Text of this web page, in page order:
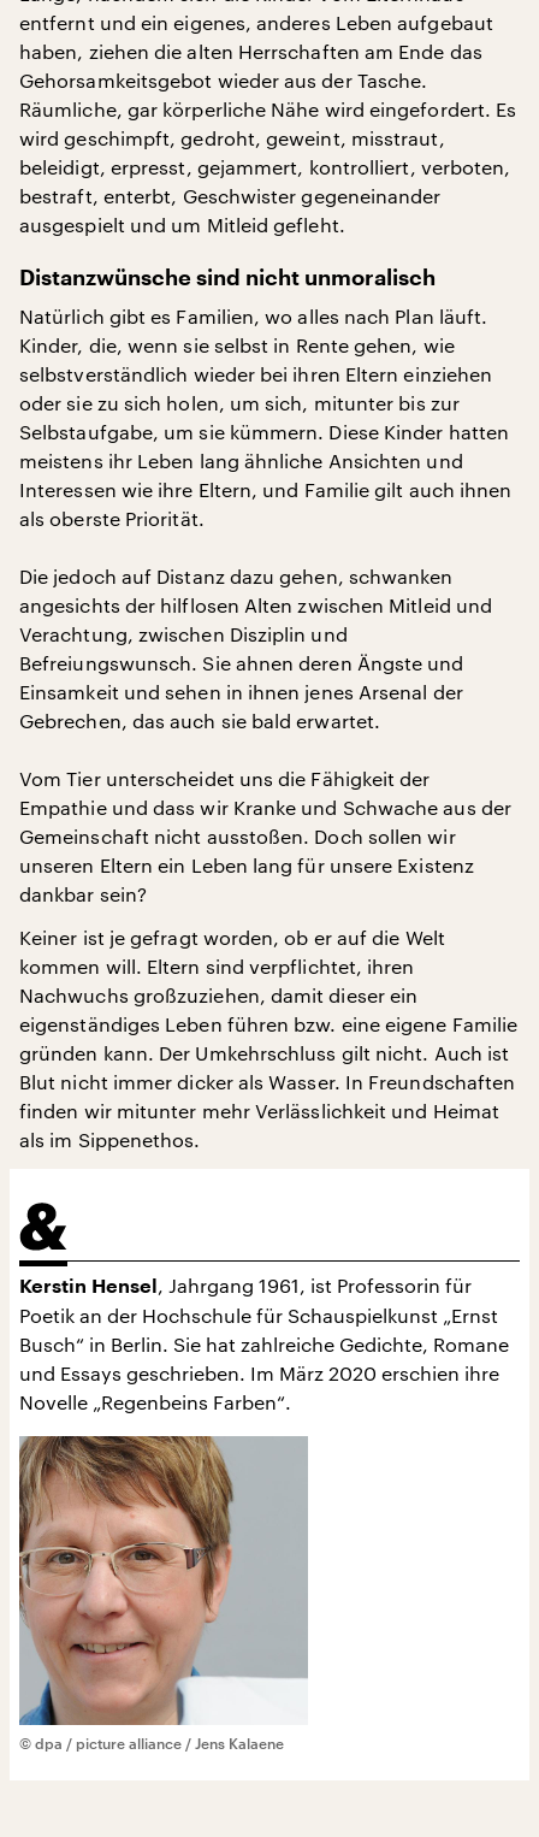
entfernt und ein eigenes, anderes Leben aufgebaut
haben, ziehen die alten Herrschaften am Ende das
Gehorsamkeitsgebot wieder aus der Tasche.
Räumliche, gar körperliche Nähe wird eingefordert. Es
wird geschimpft, gedroht, geweint, misstraut,
beleidigt, erpresst, gejammert, kontrolliert, verboten,
bestraft, enterbt, Geschwister gegeneinander
ausgespielt und um Mitleid gefleht.
Distanzwünsche sind nicht unmoralisch
Natürlich gibt es Familien, wo alles nach Plan läuft.
Kinder, die, wenn sie selbst in Rente gehen, wie
selbstverständlich wieder bei ihren Eltern einziehen
oder sie zu sich holen, um sich, mitunter bis zur
Selbstaufgabe, um sie kümmern. Diese Kinder hatten
meistens ihr Leben lang ähnliche Ansichten und
Interessen wie ihre Eltern, und Familie gilt auch ihnen
als oberste Priorität.
Die jedoch auf Distanz dazu gehen, schwanken
angesichts der hilflosen Alten zwischen Mitleid und
Verachtung, zwischen Disziplin und
Befreiungswunsch. Sie ahnen deren Ängste und
Einsamkeit und sehen in ihnen jenes Arsenal der
Gebrechen, das auch sie bald erwartet.
Vom Tier unterscheidet uns die Fähigkeit der
Empathie und dass wir Kranke und Schwache aus der
Gemeinschaft nicht ausstoßen. Doch sollen wir
unseren Eltern ein Leben lang für unsere Existenz
dankbar sein?
Keiner ist je gefragt worden, ob er auf die Welt
kommen will. Eltern sind verpflichtet, ihren
Nachwuchs großzuziehen, damit dieser ein
eigenständiges Leben führen bzw. eine eigene Familie
gründen kann. Der Umkehrschluss gilt nicht. Auch ist
Blut nicht immer dicker als Wasser. In Freundschaften
finden wir mitunter mehr Verlässlichkeit und Heimat
als im Sippenethos.
Kerstin Hensel , Jahrgang 1961, ist Professorin für
Poetik an der Hochschule für Schauspielkunst „Ernst
Busch“ in Berlin. Sie hat zahlreiche Gedichte, Romane
und Essays geschrieben. Im März 2020 erschien ihre
Novelle „Regenbeins Farben“.
© dpa / picture alliance / Jens Kalaene